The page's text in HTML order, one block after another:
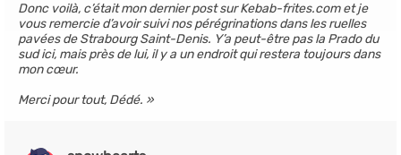
Donc voilà, c’était mon dernier post sur Kebab-frites.com et je
vous remercie d’avoir suivi nos pérégrinations dans les ruelles
pavées de Strabourg Saint-Denis. Y’a peut-être pas la Prado du
sud ici, mais près de lui, il y a un endroit qui restera toujours dans
mon cœur.
Merci pour tout, Dédé.